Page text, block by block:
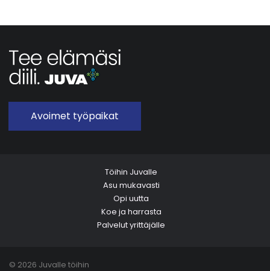
Avoimet työpaikat
Töihin Juvalle
Asu mukavasti
Opi uutta
Koe ja harrasta
Palvelut yrittäjälle
© 2026 Juvalle töihin